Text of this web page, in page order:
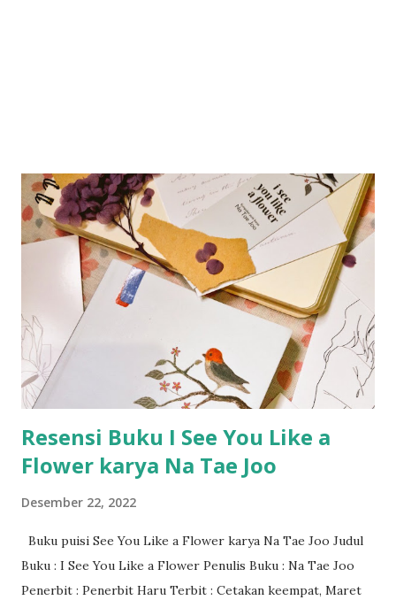
Resensi Buku I See You Like a
Flower karya Na Tae Joo
Desember 22, 2022
Buku puisi See You Like a Flower karya Na Tae Joo Judul
Buku : I See You Like a Flower Penulis Buku : Na Tae Joo
Penerbit : Penerbit Haru Terbit : Cetakan keempat, Maret